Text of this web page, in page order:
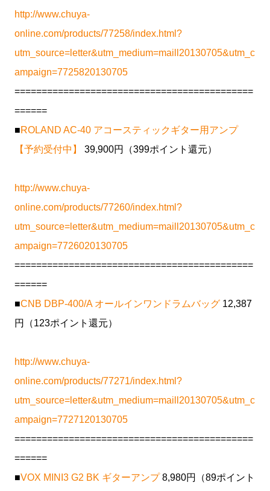
http://www.chuya-
online.com/products/77258/index.html?
utm_source=letter&utm_medium=maill20130705&utm_c
ampaign=7725820130705
============================================
======
■ROLAND AC-40 アコースティックギター用アンプ
【予約受付中】
39,900円（399ポイント還元）
http://www.chuya-
online.com/products/77260/index.html?
utm_source=letter&utm_medium=maill20130705&utm_c
ampaign=7726020130705
============================================
======
■CNB DBP-400/A オールインワンドラムバッグ 12,387
円（123ポイント還元）
http://www.chuya-
online.com/products/77271/index.html?
utm_source=letter&utm_medium=maill20130705&utm_c
ampaign=7727120130705
============================================
======
■VOX MINI3 G2 BK ギターアンプ8,980円（89ポイント